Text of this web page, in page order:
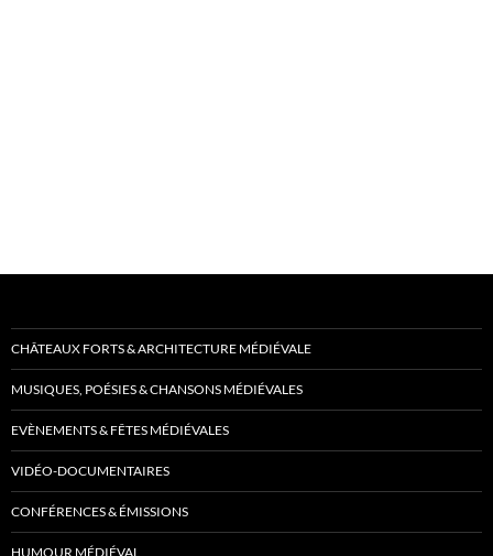
CHÂTEAUX FORTS & ARCHITECTURE MÉDIÉVALE
MUSIQUES, POÉSIES & CHANSONS MÉDIÉVALES
EVÈNEMENTS & FÊTES MÉDIÉVALES
VIDÉO-DOCUMENTAIRES
CONFÉRENCES & ÉMISSIONS
HUMOUR MÉDIÉVAL